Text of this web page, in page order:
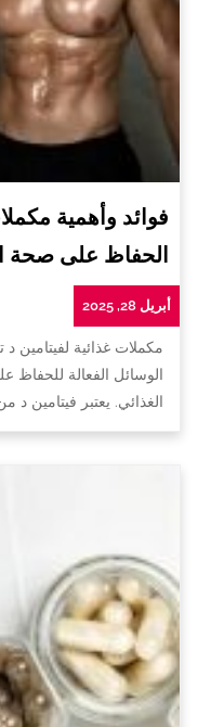
فوائد وأهمية
الحفاظ على صحة
أبريل 28, 2025
مكملات غذائية لفيتامين د
الوسائل الفعالة
الغذائي. يعتبر فيتامين د من